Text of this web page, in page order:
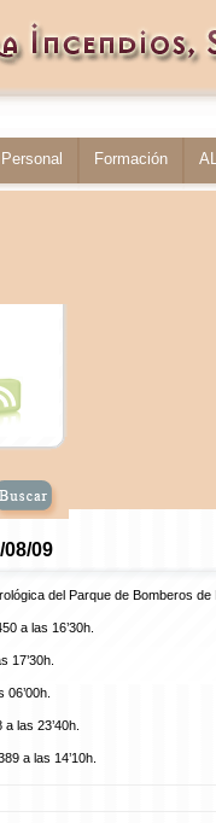
Personal Formación
09
del Parque de Bomberos de
a las 16’30h.
17’30h.
las 23’40h.
a las 14’10h.